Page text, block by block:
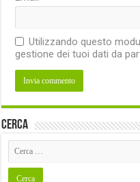
Utilizzando questo
gestione dei tuoi dati da
Cerca